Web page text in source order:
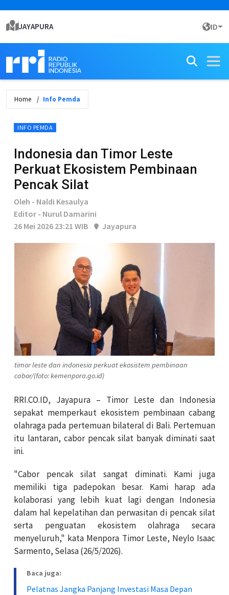
JAYAPURA ID
Home Info Pemda
INFO PEMDA
Indonesia dan Timor Leste
Perkuat Ekosistem Pembinaan
Pencak Silat
Oleh - Naldi Kesaulya
Editor - Nurul Damarini
26 Mei 2026 23:21 WIB
Jayapura
timor leste dan indonesia perkuat ekosistem pembinaan
cabor/(foto: kemenpora.go.id)
RRI.CO.ID, Jayapura – Timor Leste dan Indonesia
sepakat memperkaut ekosistem pembinaan cabang
olahraga pada pertemuan bilateral di Bali. Pertemuan
itu lantaran, cabor pencak silat banyak diminati saat
ini.
"Cabor pencak silat sangat diminati. Kami juga
memiliki tiga padepokan besar. Kami harap ada
kolaborasi yang lebih kuat lagi dengan Indonesia
dalam hal kepelatihan dan perwasitan di pencak silat
serta penguatan ekosistem olahraga secara
menyeluruh," kata Menpora Timor Leste, Neylo Isaac
Sarmento, Selasa (26/5/2026).
Baca juga:
Pelatnas Jangka Panjang Investasi Masa Depan